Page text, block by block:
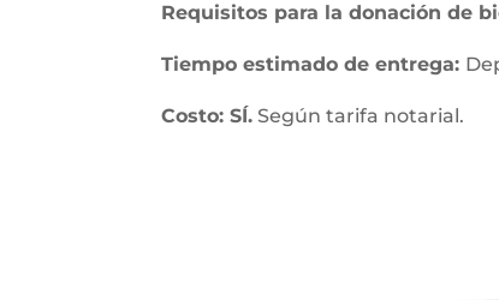
Requisitos para la donación de
Tiempo estimado de entrega:
Costo: SÍ. Según tarifa notarial.